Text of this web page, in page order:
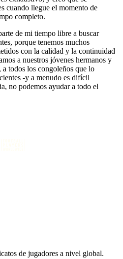
cuando llegue el momento de
completo.
de mi tiempo libre a buscar
porque tenemos muchos
con la calidad y la continuidad
a nuestros jóvenes hermanos y
a todos los congoleños que lo
-y a menudo es difícil
no podemos ayudar a todo el
de jugadores a nivel global.